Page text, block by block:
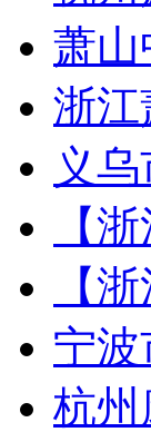
萧山
浙江
义
【
【
宁波
杭州